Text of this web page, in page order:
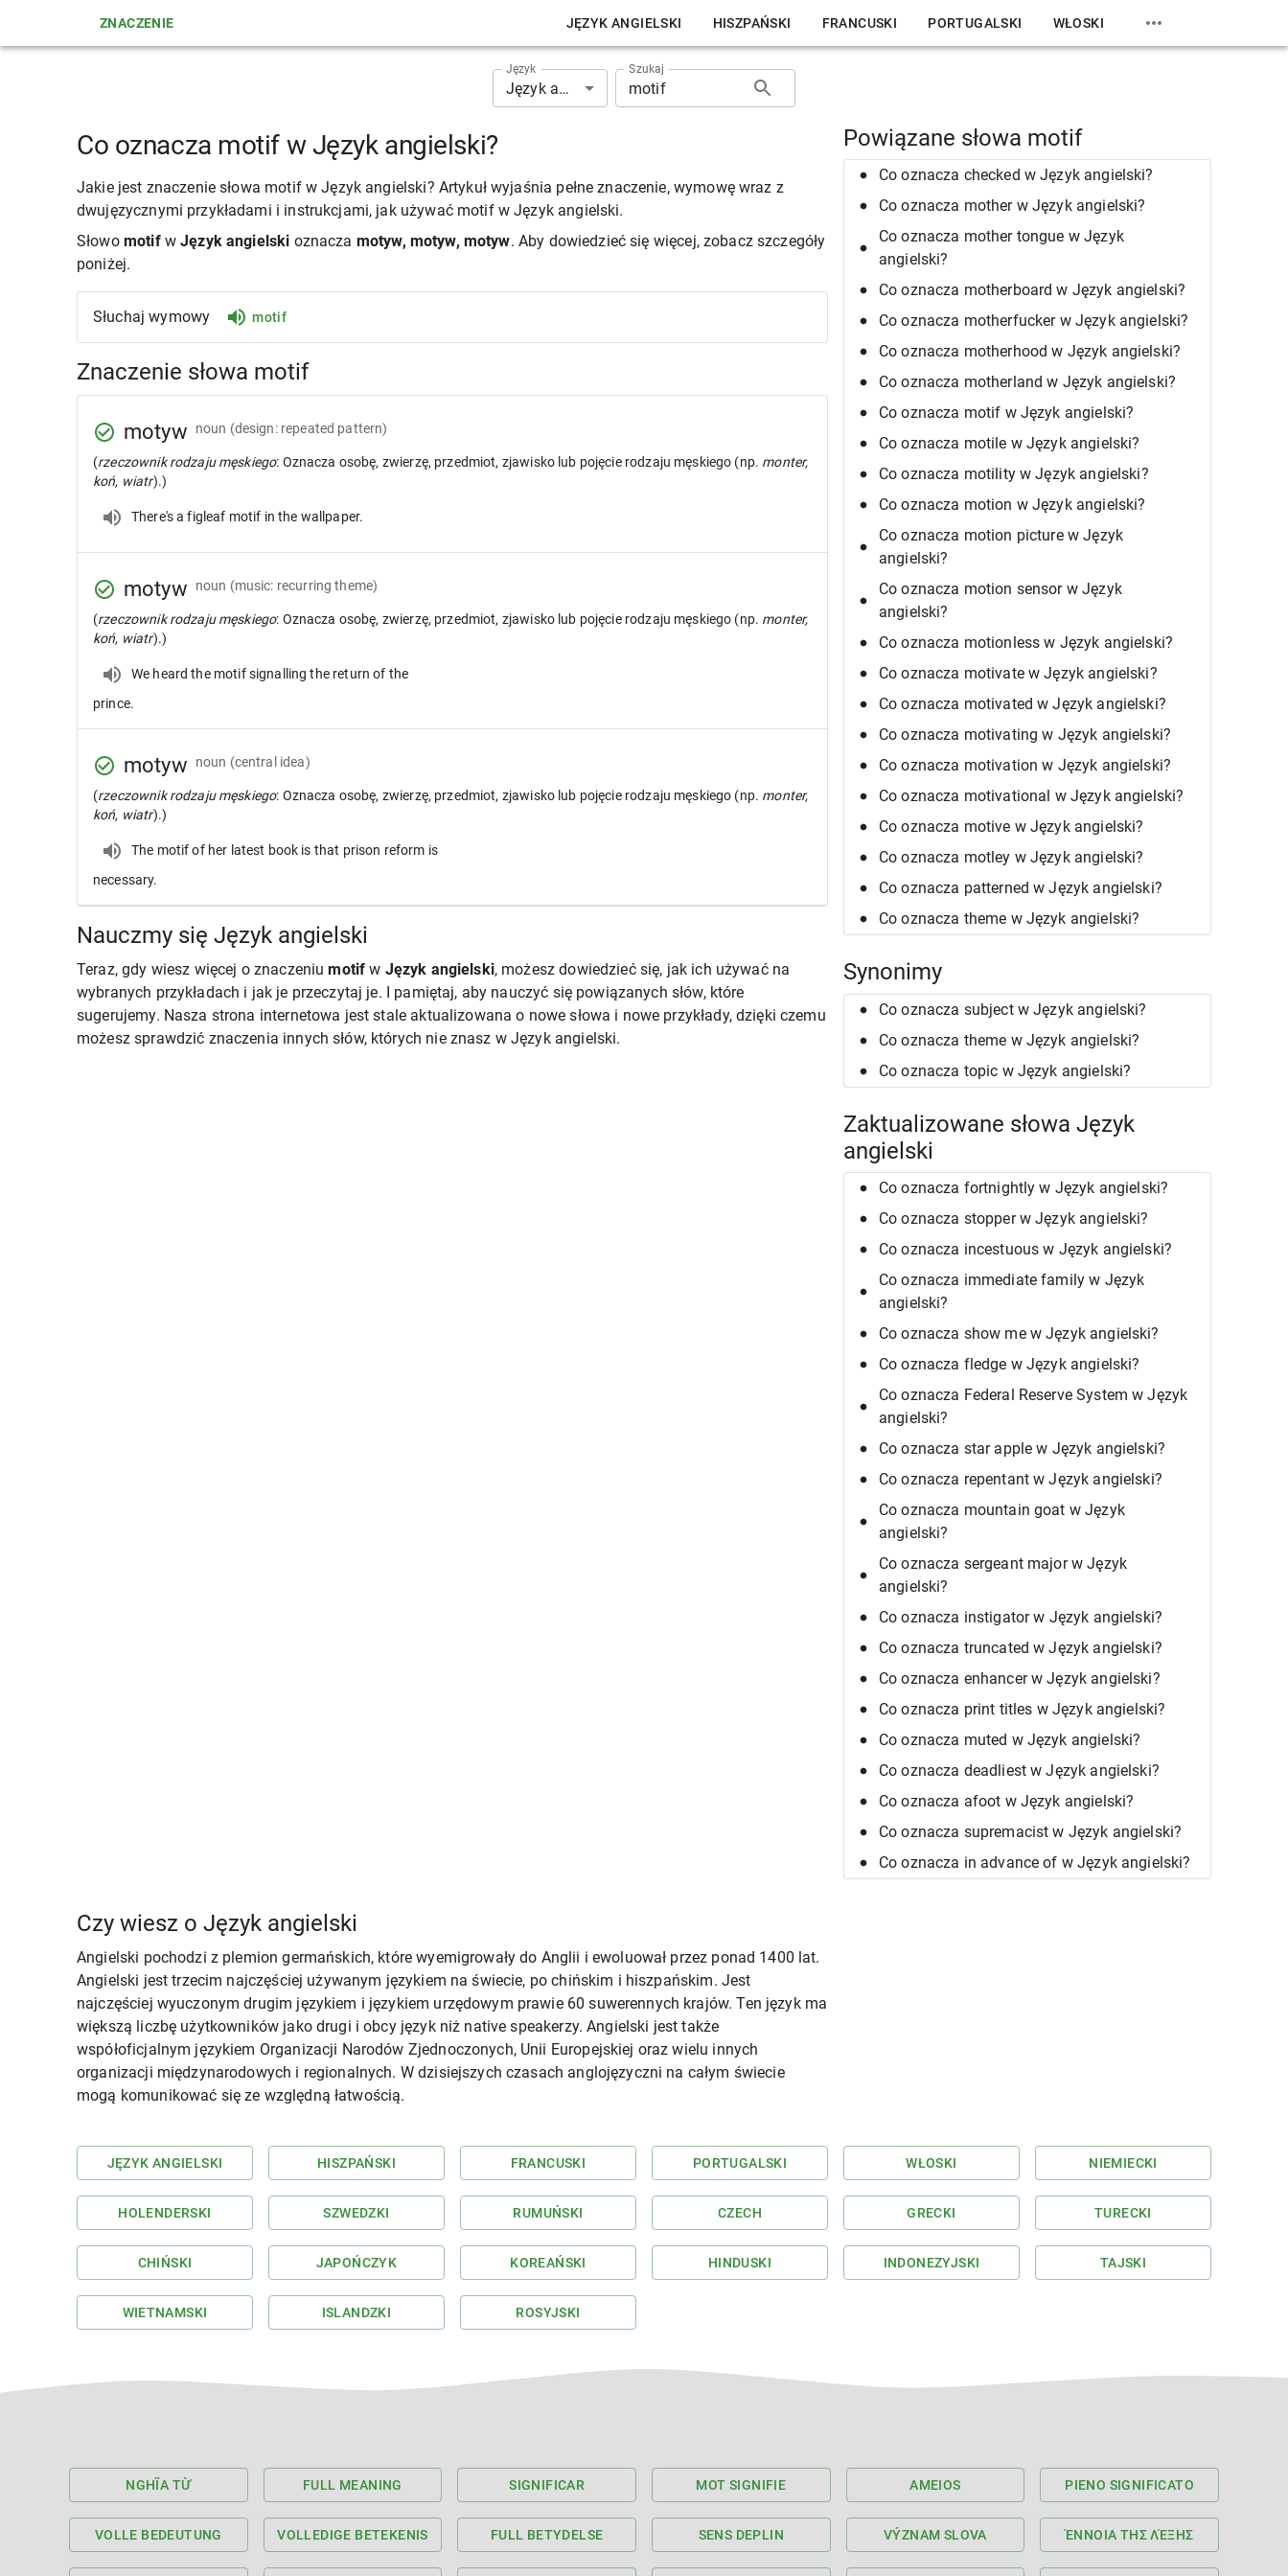
ZNACZENIE JĘZYK ANGIELSKI HISZPAŃSKI FRANCUSKI PORTUGALSKI WŁOSKI
Język
Język angielski
Szukaj
Co oznacza motif w Język angielski?
Jakie jest znaczenie słowa motif w Język angielski? Artykuł wyjaśnia pełne znaczenie, wymowę wraz z
dwujęzycznymi przykładami i instrukcjami, jak używać motif w Język angielski.
Słowo motifwJęzyk angielski oznacza motyw, motyw, motyw. Aby dowiedzieć się więcej, zobacz szczegóły
poniżej.
Słuchaj wymowy motif
Znaczenie słowa motif
motyw noun (design: repeated pattern)
(rzeczownik rodzaju męskiego: Oznacza osobę, zwierzę, przedmiot, zjawisko lub pojęcie rodzaju męskiego (np. monter,
koń, wiatr).)
There's a figleaf motif in the wallpaper.
motyw noun (music: recurring theme)
(rzeczownik rodzaju męskiego: Oznacza osobę, zwierzę, przedmiot, zjawisko lub pojęcie rodzaju męskiego (np. monter,
koń, wiatr).)
We heard the motif signalling the return of the
prince.
motyw noun (central idea)
(rzeczownik rodzaju męskiego: Oznacza osobę, zwierzę, przedmiot, zjawisko lub pojęcie rodzaju męskiego (np. monter,
koń, wiatr).)
The motif of her latest book is that prison reform is
necessary.
Nauczmy się Język angielski
Teraz, gdy wiesz więcej o znaczeniumotif w Język angielski, możesz dowiedzieć się, jak ich używać na
wybranych przykładach i jak je przeczytaj je. I pamiętaj, aby nauczyć się powiązanych słów, które
sugerujemy. Nasza strona internetowa jest stale aktualizowana o nowe słowa i nowe przykłady, dzięki czemu
możesz sprawdzić znaczenia innych słów, których nie znasz w Język angielski.
Powiązane słowa motif
Co oznacza checked w Język angielski?
Co oznacza mother w Język angielski?
Co oznacza mother tongue w Język
angielski?
Co oznacza motherboard w Język angielski?
Co oznacza motherfucker w Język angielski?
Co oznacza motherhood w Język angielski?
Co oznacza motherland w Język angielski?
Co oznacza motif w Język angielski?
Co oznacza motile w Język angielski?
Co oznacza motility w Język angielski?
Co oznacza motion w Język angielski?
Co oznacza motion picture w Język
angielski?
Co oznacza motion sensor w Język
angielski?
Co oznacza motionless w Język angielski?
Co oznacza motivate w Język angielski?
Co oznacza motivated w Język angielski?
Co oznacza motivating w Język angielski?
Co oznacza motivation w Język angielski?
Co oznacza motivational w Język angielski?
Co oznacza motive w Język angielski?
Co oznacza motley w Język angielski?
Co oznacza patterned w Język angielski?
Co oznacza theme w Język angielski?
Synonimy
Co oznacza subject w Język angielski?
Co oznacza theme w Język angielski?
Co oznacza topic w Język angielski?
Zaktualizowane słowa Język
angielski
Co oznacza fortnightly w Język angielski?
Co oznacza stopper w Język angielski?
Co oznacza incestuous w Język angielski?
Co oznacza immediate family w Język
angielski?
Co oznacza show me w Język angielski?
Co oznacza fledge w Język angielski?
Co oznacza Federal Reserve System w Język
angielski?
Co oznacza star apple w Język angielski?
Co oznacza repentant w Język angielski?
Co oznacza mountain goat w Język
angielski?
Co oznacza sergeant major w Język
angielski?
Co oznacza instigator w Język angielski?
Co oznacza truncated w Język angielski?
Co oznacza enhancer w Język angielski?
Co oznacza print titles w Język angielski?
Co oznacza muted w Język angielski?
Co oznacza deadliest w Język angielski?
Co oznacza afoot w Język angielski?
Co oznacza supremacist w Język angielski?
Co oznacza in advance of w Język angielski?
Czy wiesz o Język angielski
Angielski pochodzi z plemion germańskich, które wyemigrowały do Anglii i ewoluował przez ponad 1400 lat.
Angielski jest trzecim najczęściej używanym językiem na świecie, po chińskim i hiszpańskim. Jest
najczęściej wyuczonym drugim językiem i językiem urzędowym prawie 60 suwerennych krajów. Ten język ma
większą liczbę użytkowników jako drugi i obcy język niż native speakerzy. Angielski jest także
współoficjalnym językiem Organizacji Narodów Zjednoczonych, Unii Europejskiej oraz wielu innych
organizacji międzynarodowych i regionalnych. W dzisiejszych czasach anglojęzyczni na całym świecie
mogą komunikować się ze względną łatwością.
JĘZYK ANGIELSKI HISZPAŃSKI FRANCUSKI PORTUGALSKI WŁOSKI NIEMIECKI
HOLENDERSKI SZWEDZKI RUMUŃSKI CZECH GRECKI TURECKI
CHIŃSKI JAPOŃCZYK KOREAŃSKI HINDUSKI INDONEZYJSKI TAJSKI
WIETNAMSKI ISLANDZKI ROSYJSKI
NGHĨA TỪ FULL MEANING SIGNIFICAR MOT SIGNIFIE AMEIOS PIENO SIGNIFICATO
VOLLE BEDEUTUNG VOLLEDIGE BETEKENIS FULL BETYDELSE SENS DEPLIN VÝZNAM SLOVA ΈΝΝΟΙΑ ΤΗΣ ΛΈΞΗΣ